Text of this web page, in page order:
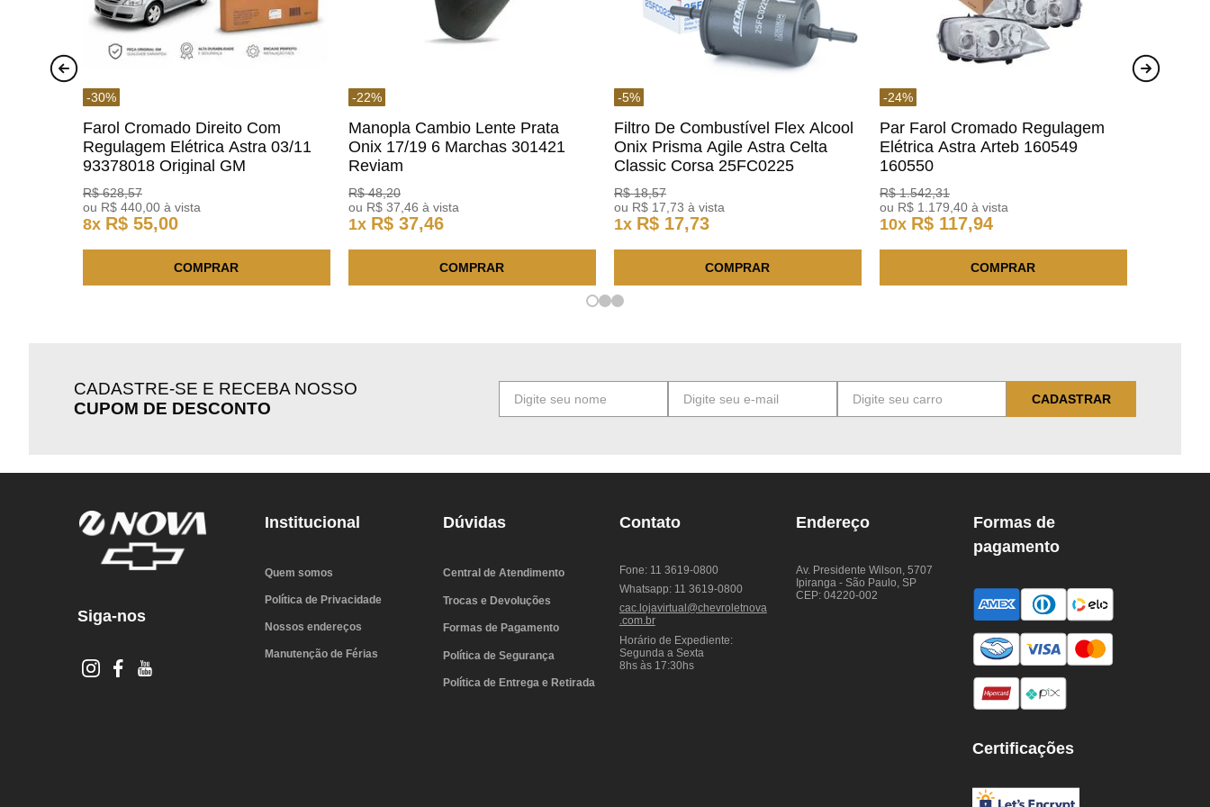
-30%
Farol Cromado Direito Com
Regulagem Elétrica Astra 03/11
93378018 Original GM
R$ 628,57
ou R$ 440 ,00 à vista
8x R$ 55,00
COMPRAR
-22%
Manopla Cambio Lente Prata
Onix 17/19 6 Marchas 301421
Reviam
R$ 48,20
ou R$ 37 ,46 à vista
1x R$ 37,46
COMPRAR
-5%
Filtro De Combustível Flex Alcool
Onix Prisma Agile Astra Celta
Classic Corsa 25FC0225
ACDelco
R$ 18,57
ou R$ 17 ,73 à vista
1x R$ 17,73
COMPRAR
-24%
Par Farol Cromado Regulagem
Elétrica Astra Arteb 160549
160550
R$ 1.542,31
ou R$ 1 179 ,40 à vista
10x R$ 117,94
COMPRAR
CADASTRE-SE E RECEBA NOSSO
CUPOM DE DESCONTO
CADASTRAR
Siga-nos
Institucional
Quem somos
Política de Privacidade
Nossos endereços
Manutenção de Férias
Dúvidas
Central de Atendimento
Trocas e Devoluções
Formas de Pagamento
Política de Segurança
Política de Entrega e Retirada
Contato
Fone: 11 3619-0800
Whatsapp: 11 3619-0800
cac.lojavirtual@chevroletnova
.com.br
Horário de Expediente:
Segunda a Sexta
8hs às 17:30hs
Endereço
Av. Presidente Wilson, 5707
Ipiranga - São Paulo, SP
CEP: 04220-002
Formas de
pagamento
Certificações